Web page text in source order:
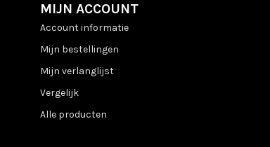
MIJN ACCOUNT
Account informatie
Mijn bestellingen
Mijn verlanglijst
Vergelijk
Alle producten